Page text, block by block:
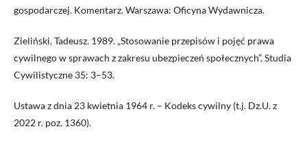
gospodarczej. Komentarz. Warszawa: Oficyna Wydawnicza.
Zieliński, Tadeusz. 1989. „Stosowanie przepisów i pojęć prawa
cywilnego w sprawach z zakresu ubezpieczeń społecznych”. Studia
Cywilistyczne 35: 3–53.
Ustawa z dnia 23 kwietnia 1964 r. – Kodeks cywilny (t.j. Dz.U. z
2022 r. poz. 1360).